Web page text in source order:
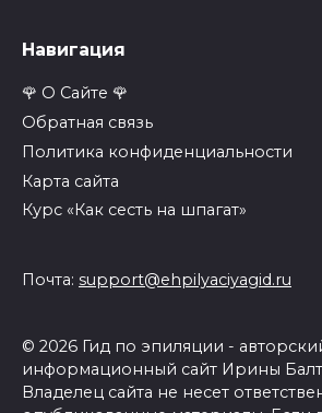
Навигация
🌹 О Сайте 🌹
Обратная связь
Политика конфиденциальности
Карта сайта
Курс «Как сесть на шпагат»
Почта: support@ehpilyaciyagid.ru
© 2026 Гид по эпиляции -
информационный сайт Ирины
Владелец сайта не несет